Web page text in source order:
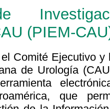
(PIEM-
Comité Ejecutivo
de Urología
que